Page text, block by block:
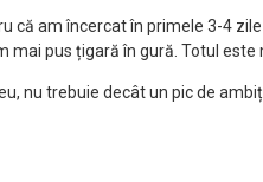
am încercat în primele 3-4
pus țigară în gură. Totul este
nu trebuie decât un pic de